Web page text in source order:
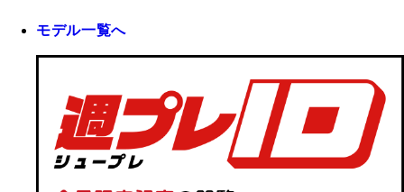
モデル一覧へ